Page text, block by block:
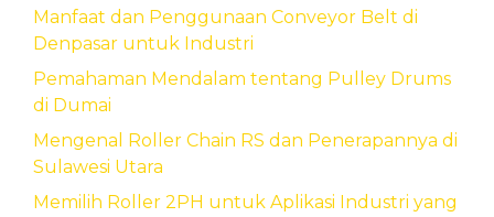
Manfaat dan Penggunaan Conveyor Belt di
Denpasar untuk Industri
Pemahaman Mendalam tentang Pulley Drums
di Dumai
Mengenal Roller Chain RS dan Penerapannya di
Sulawesi Utara
Memilih Roller 2PH untuk Aplikasi Industri yang